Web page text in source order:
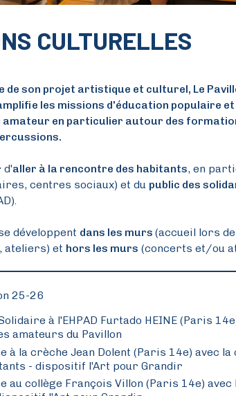
CULTURELLES
de son projet artistique et culturel, Le
les missions d'éducation populaire
amateur en particulier autour des
d'aller à la rencontre des habitants, en
centres sociaux) et du public des
développent dans les murs(accueil lors
ateliers) et hors les murs (concerts et/ou
25-26
à l'EHPAD Furtado HEINE (Paris
amateurs du Pavillon
à la crèche Jean Dolent (Paris 14e) avec la
- dispositif l'Art pour Grandir
au collège François Villon (Paris 14e)